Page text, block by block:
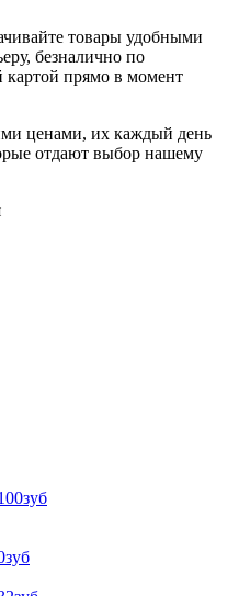
товары удобными
безналично по
картой прямо в момент
ценами, их каждый день
отдают выбор нашему